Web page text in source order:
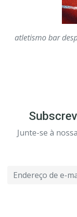
atletismobar
Junte-se à